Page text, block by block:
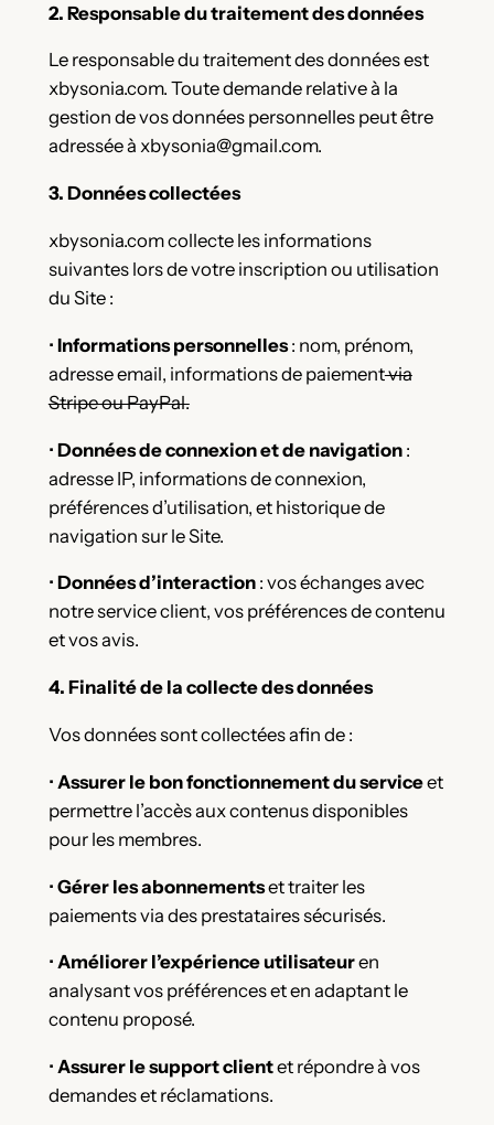
2. Responsable du traitement des données
Le responsable du traitement des données est
xbysonia.com. Toute demande relative à la
gestion de vos données personnelles peut être
adressée à xbysonia@gmail.com.
3. Données collectées
xbysonia.com collecte les informations
suivantes lors de votre inscription ou utilisation
du Site :
• Informations personnelles: nom, prénom,
adresse email, informations de paiementvia
Stripe ou PayPal.
• Données de connexion et de navigation:
adresse IP, informations de connexion,
préférences d’utilisation, et historique de
navigation sur le Site.
• Données d’interaction: vos échanges avec
notre service client, vos préférences de contenu
et vos avis.
4. Finalité de la collecte des données
Vos données sont collectées afin de :
• Assurer le bon fonctionnement du serviceet
permettre l’accès aux contenus disponibles
pour les membres.
• Gérer les abonnementset traiter les
paiements via des prestataires sécurisés.
• Améliorer l’expérience utilisateuren
analysant vos préférences et en adaptant le
contenu proposé.
• Assurer le support clientet répondre à vos
demandes et réclamations.